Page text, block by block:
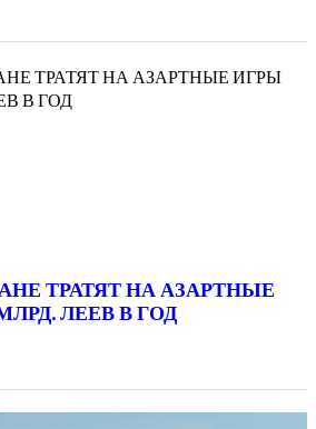
ТРАТЯТ НА АЗАРТНЫЕ
ЛЕЕВ В ГОД